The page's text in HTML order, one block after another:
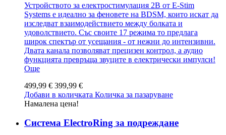
Устройството за електростимулация 2B от E-Stim
Systems е идеално за феновете на BDSM, които искат да
изследват взаимодействието между болката и
удоволствието. Със своите 17 режима то предлага
широк спектър от усещания - от нежни до интензивни.
Двата канала позволяват прецизен контрол, а аудио
функцията превръща звуците в електрически импулси!
Още
499,99 € 399,99 €
Добави в количката Количка за пазаруване
Намалена цена!
Система ElectroRing за подреждане